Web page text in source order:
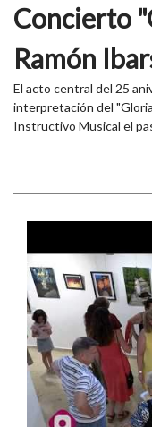
Concierto
Ramón
El acto central del 25
interpretación del
Instructivo Musical el